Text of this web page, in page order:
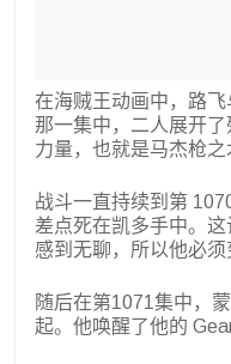
在海贼王动画中，路
那一集中，二人展开
力量，也就是马杰枪之
战斗一直持续到第
差点死在凯多手中。这
感到无聊，所以他必须
随后在第1071集中，
起。他唤醒了他的